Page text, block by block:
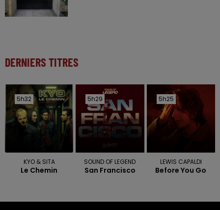
DERNIERS TITRES
5h32
5h32
KYO & SITA
Le Chemin
5h29
5h29
SOUND OF LEGEND
San Francisco
5h25
5h25
LEWIS CAPALDI
Before You Go